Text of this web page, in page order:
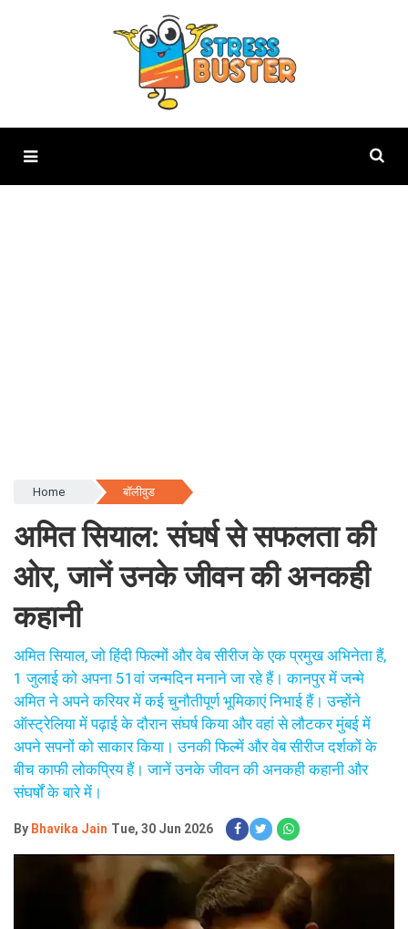
Home बॉलीवुड
अमित सियाल: संघर्ष से सफलता की
ओर, जानें उनके जीवन की अनकही
कहानी
अमित सियाल, जो हिंदी फिल्मों और वेब सीरीज के एक प्रमुख अभिनेता हैं,
1 जुलाई को अपना 51वां जन्मदिन मनाने जा रहे हैं। कानपुर में जन्मे
अमित ने अपने करियर में कई चुनौतीपूर्ण भूमिकाएं निभाई हैं। उन्होंने
ऑस्ट्रेलिया में पढ़ाई के दौरान संघर्ष किया और वहां से लौटकर मुंबई में
अपने सपनों को साकार किया। उनकी फिल्में और वेब सीरीज दर्शकों के
बीच काफी लोकप्रिय हैं। जानें उनके जीवन की अनकही कहानी और
संघर्षों के बारे में।
By Bhavika Jain Tue, 30 Jun 2026